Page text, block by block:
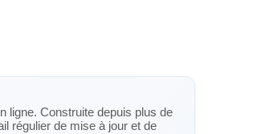
ligne. Construite depuis plus de
régulier de mise à jour et de